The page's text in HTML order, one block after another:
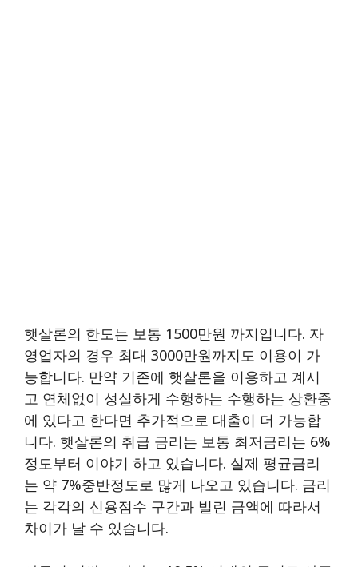
햇살론의 한도는 보통 1500만원 까지입니다. 자
영업자의 경우 최대 3000만원까지도 이용이 가
능합니다. 만약 기존에 햇살론을 이용하고 계시
고 연체없이 성실하게 수행하는 수행하는 상환중
에 있다고 한다면 추가적으로 대출이 더 가능합
니다. 햇살론의 취급 금리는 보통 최저금리는 6%
정도부터 이야기 하고 있습니다. 실제 평균금리
는 약 7%중반정도로 많게 나오고 있습니다. 금리
는 각각의 신용점수 구간과 빌린 금액에 따라서
차이가 날 수 있습니다.